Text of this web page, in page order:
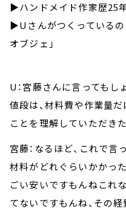
▶︎ハンドメイド作家歴25
▶︎Uさんがつくっているの
オブジェ」
U：宮藤さんに言ってもし
値段は、材料費や作業量
ことを理解していただきた
宮藤：なるほど、これで言
材料がどれぐらいかかっ
ごい安いですもんねこれ
てないですもんね、その経